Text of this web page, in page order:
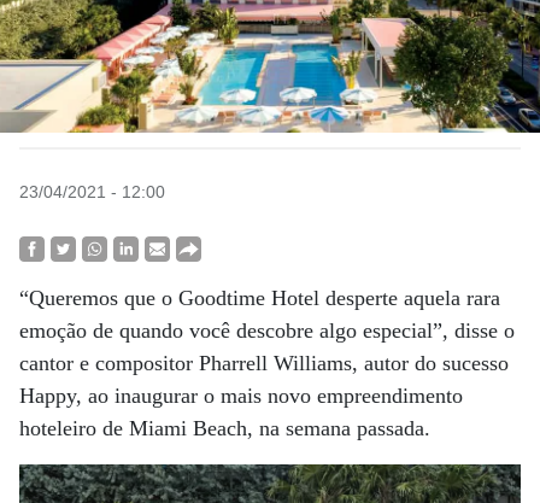
23/04/2021 - 12:00
“Queremos que o Goodtime Hotel desperte aquela rara
emoção de quando você descobre algo especial”, disse o
cantor e compositor Pharrell Williams, autor do sucesso
Happy, ao inaugurar o mais novo empreendimento
hoteleiro de Miami Beach, na semana passada.